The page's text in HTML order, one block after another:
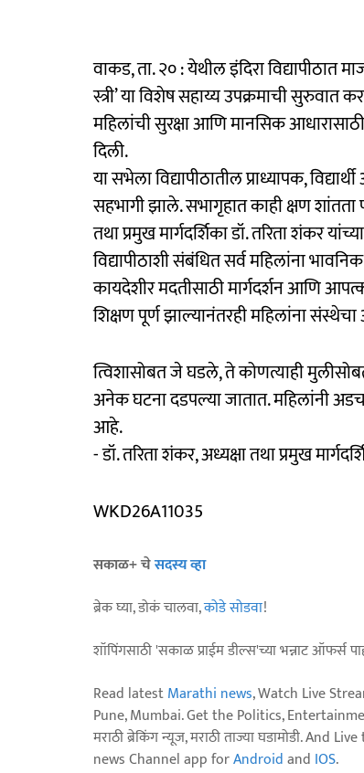
वाकड, ता. २० : येथील इंदिरा विद्यापीठात
स्त्री’ या विशेष सहाय्य उपक्रमाची
महिलांची सुरक्षा आणि मानसिक
दिली.
या सभेला विद्यापीठातील प्राध्यापक,
सहभागी झाले. सभागृहात काही क्षण शांतता
तथा प्रमुख मार्गदर्शिका डॉ. तरिता शंकर
विद्यापीठाशी संबंधित सर्व महिलांना
कायदेशीर मदतीसाठी मार्गदर्शन आणि
शिक्षण पूर्ण झाल्यानंतरही महिलांना
त्विशासोबत जे घडले, ते कोणत्याही
अनेक घटना दडपल्या जातात. महिलांनी
आहे.
- डॉ. तरिता शंकर, अध्यक्षा तथा प्रमुख
WKD26A11035
सकाळ+ चेसदस्य व्हा
ब्रेक घ्या, डोकं चालवा,कोडे सोडवा!
शॉपिंगसाठी 'सकाळ प्राईम डील्स'च्या भन्नाट ऑफर्स
Read latestMarathi news, Watch Live
Pune, Mumbai. Get the Politics,
मराठी ब्रेकिंग न्यूज, मराठी ताज्या घडामोडी.
news Channel app forAndroidand IOS.